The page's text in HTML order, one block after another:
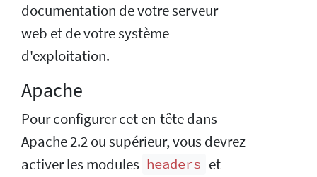
documentation de votre serveur
web et de votre système
d'exploitation.
Apache
Pour configurer cet en-tête dans
Apache 2.2 ou supérieur, vous devrez
activer les modules headers et